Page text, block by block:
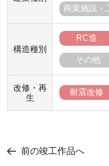
商業施設・
構造種別
RC造
その他
改修・再
生
耐震改修
前の竣工作品へ